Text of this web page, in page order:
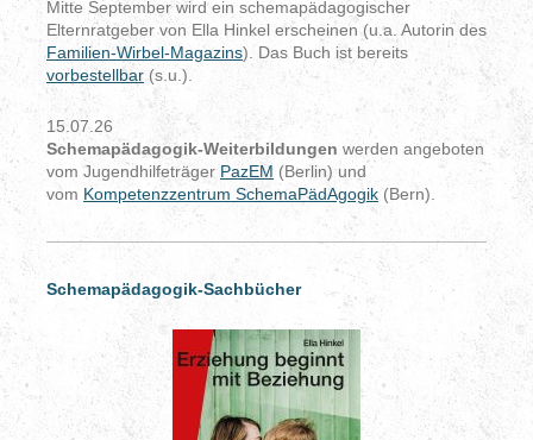
Mitte September wird ein schemapädagogischer
Elternratgeber von Ella Hinkel erscheinen (u.a. Autorin des
Familien-Wirbel-Magazins). Das Buch ist bereits
vorbestellbar (s.u.).
15.07.26
Schemapädagogik-Weiterbildungen werden angeboten
vom Jugendhilfeträger PazEM (Berlin) und
vom Kompetenzzentrum SchemaPädAgogik (Bern).
Schemapädagogik-Sachbücher